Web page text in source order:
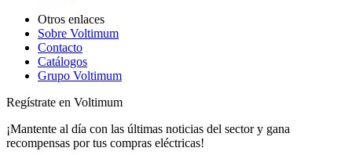
Otros enlaces
Sobre Voltimum
Contacto
Catálogos
Grupo Voltimum
Regístrate en Voltimum
¡Mantente al día con las últimas noticias del sector y gana
recompensas por tus compras eléctricas!